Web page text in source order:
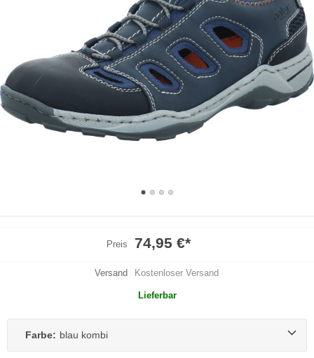
Preis 74,95 €*
Versand Kostenloser Versand
Lieferbar
Farbe: blau kombi